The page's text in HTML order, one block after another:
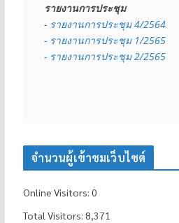
รายงานการประชุม
- รายงานการประชุม 4/2564
- รายงานการประชุม 1/2565
- รายงานการประชุม 2/2565
จำนวนผู้เข้าชมเว็บไซต์
Online Visitors: 0
Total Visitors: 8,371